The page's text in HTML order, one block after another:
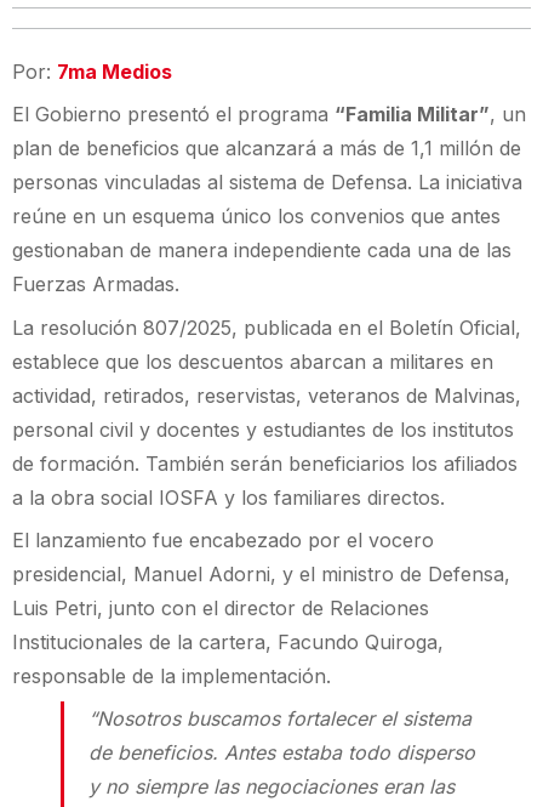
Por: 7ma Medios
El Gobierno presentó el programa “Familia Militar”, un
plan de beneficios que alcanzará a más de 1,1 millón de
personas vinculadas al sistema de Defensa. La iniciativa
reúne en un esquema único los convenios que antes
gestionaban de manera independiente cada una de las
Fuerzas Armadas.
La resolución 807/2025, publicada en el Boletín Oficial,
establece que los descuentos abarcan a militares en
actividad, retirados, reservistas, veteranos de Malvinas,
personal civil y docentes y estudiantes de los institutos
de formación. También serán beneficiarios los afiliados
a la obra social IOSFA y los familiares directos.
El lanzamiento fue encabezado por el vocero
presidencial, Manuel Adorni, y el ministro de Defensa,
Luis Petri, junto con el director de Relaciones
Institucionales de la cartera, Facundo Quiroga,
responsable de la implementación.
“Nosotros buscamos fortalecer el sistema
de beneficios. Antes estaba todo disperso
y no siempre las negociaciones eran las